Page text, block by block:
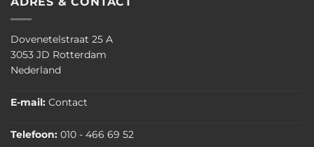
Dovenetelstraat 25 A
3053 JD Rotterdam
Nederland
E-mail: Contact
Telefoon: 010 - 466 69 52